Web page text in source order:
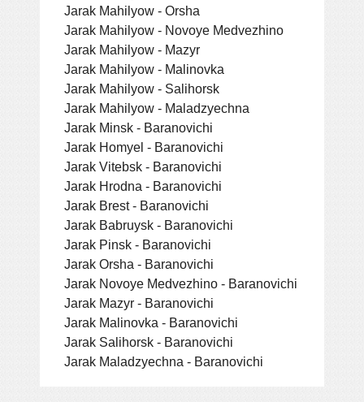
Jarak Mahilyow - Orsha
Jarak Mahilyow - Novoye Medvezhino
Jarak Mahilyow - Mazyr
Jarak Mahilyow - Malinovka
Jarak Mahilyow - Salihorsk
Jarak Mahilyow - Maladzyechna
Jarak Minsk - Baranovichi
Jarak Homyel - Baranovichi
Jarak Vitebsk - Baranovichi
Jarak Hrodna - Baranovichi
Jarak Brest - Baranovichi
Jarak Babruysk - Baranovichi
Jarak Pinsk - Baranovichi
Jarak Orsha - Baranovichi
Jarak Novoye Medvezhino - Baranovichi
Jarak Mazyr - Baranovichi
Jarak Malinovka - Baranovichi
Jarak Salihorsk - Baranovichi
Jarak Maladzyechna - Baranovichi